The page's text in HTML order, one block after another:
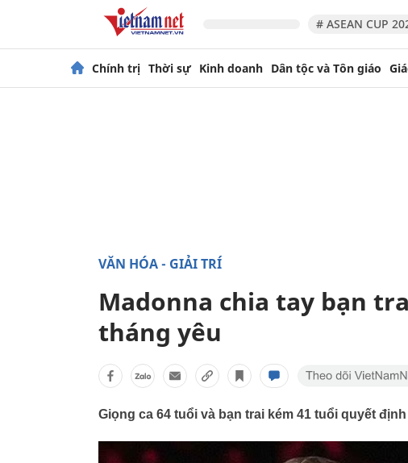
# ASEAN CUP
Chính trị Thời sự Kinh doanh Dân tộc và Tôn giáo
VĂN HÓA - GIẢI TRÍ
Madonna chia tay bạn
tháng yêu
Giọng ca 64 tuổi và bạn trai kém 41 tuổi quyết